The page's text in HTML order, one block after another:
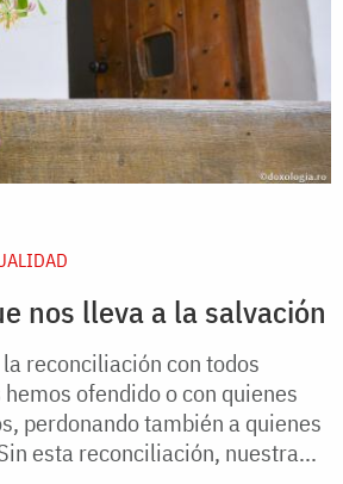
nos lleva a la salvación
reconciliación con todos
ofendido o con quienes
perdonando también a quienes
esta reconciliación, nuestra...